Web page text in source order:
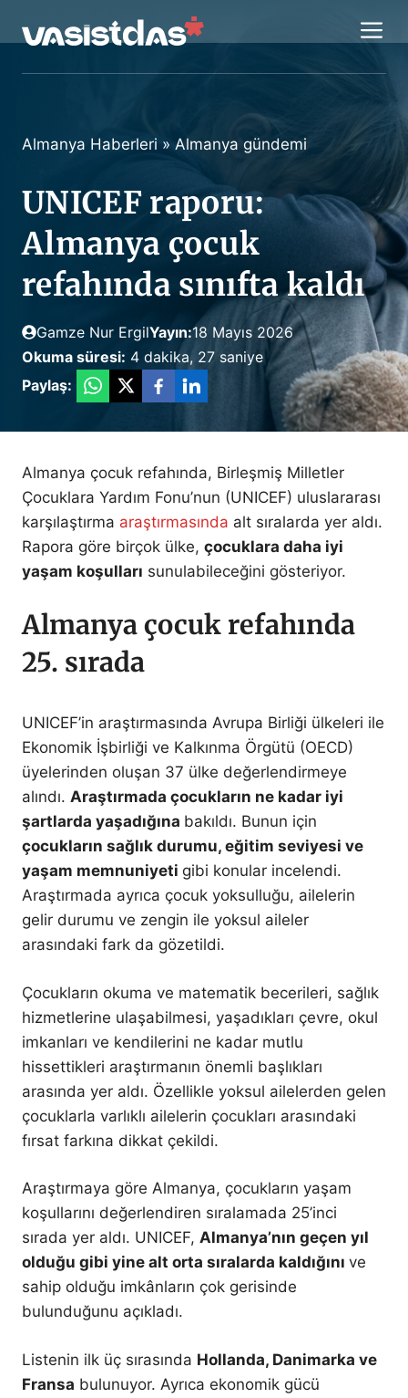
atla
Almanya Haberleri » Almanya gündemi
UNICEF raporu:
Almanya çocuk
refahında sınıfta kaldı
Gamze Nur ErgilYayın:18 Mayıs 2026
Okuma süresi: 4 dakika, 27 saniye
Paylaş:
Almanya çocuk refahında, Birleşmiş Milletler
Çocuklara Yardım Fonu’nun (UNICEF) uluslararası
karşılaştırma araştırmasında alt sıralarda yer aldı.
Rapora göre birçok ülke, çocuklara daha iyi
yaşam koşulları sunulabileceğini gösteriyor.
Almanya çocuk refahında
25. sırada
UNICEF’in araştırmasında Avrupa Birliği ülkeleri ile
Ekonomik İşbirliği ve Kalkınma Örgütü (OECD)
üyelerinden oluşan 37 ülke değerlendirmeye
alındı. Araştırmada çocukların ne kadar iyi
şartlarda yaşadığına bakıldı. Bunun için
çocukların sağlık durumu, eğitim seviyesi ve
yaşam memnuniyeti gibi konular incelendi.
Araştırmada ayrıca çocuk yoksulluğu, ailelerin
gelir durumu ve zengin ile yoksul aileler
arasındaki fark da gözetildi.
Çocukların okuma ve matematik becerileri, sağlık
hizmetlerine ulaşabilmesi, yaşadıkları çevre, okul
imkanları ve kendilerini ne kadar mutlu
hissettikleri araştırmanın önemli başlıkları
arasında yer aldı. Özellikle yoksul ailelerden gelen
çocuklarla varlıklı ailelerin çocukları arasındaki
fırsat farkına dikkat çekildi.
Araştırmaya göre Almanya, çocukların yaşam
koşullarını değerlendiren sıralamada 25’inci
sırada yer aldı. UNICEF, Almanya’nın geçen yıl
olduğu gibi yine alt orta sıralarda kaldığını ve
sahip olduğu imkânların çok gerisinde
bulunduğunu açıkladı.
Listenin ilk üç sırasında Hollanda, Danimarka ve
Fransa bulunuyor. Ayrıca ekonomik gücü